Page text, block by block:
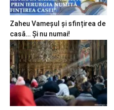
Zaheu Vameșul și sfințirea de
casă… Și nu numai!